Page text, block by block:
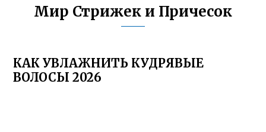
Мир Стрижек и Причесок
КАК УВЛАЖНИТЬ КУДРЯВЫЕ
ВОЛОСЫ 2026